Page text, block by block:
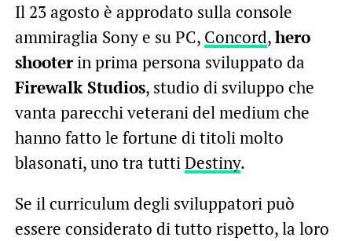
Il 23 agosto è approdato sulla console
ammiraglia Sony e su PC, Concord,hero
shooterin prima persona sviluppato da
Firewalk Studios, studio di sviluppo che
vanta parecchi veterani del medium che
hanno fatto le fortune di titoli molto
blasonati, uno tra tuttiDestiny.
Se il curriculum degli sviluppatori può
essere considerato di tutto rispetto, la loro